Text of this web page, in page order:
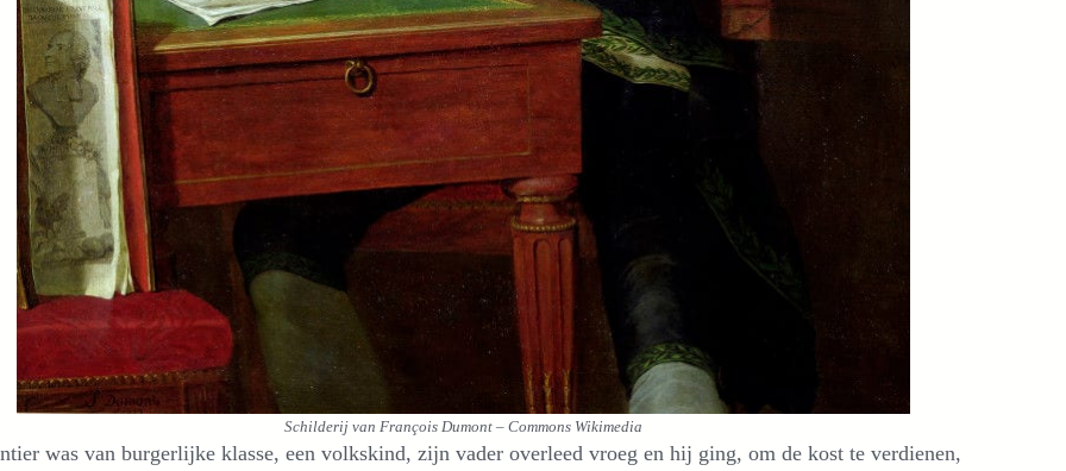
Schilderij van François Dumont – Commons Wikimedia
was van burgerlijke klasse, een volkskind, zijn vader overleed vroeg en hij ging, om de kost te verdienen,